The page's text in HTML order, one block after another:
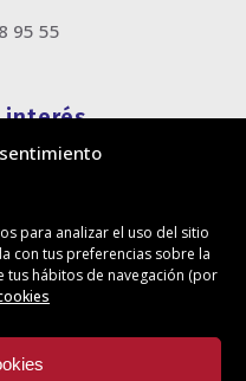
para analizar el uso del sitio
con tus preferencias sobre la
hábitos de navegación (por
95 55
interés
en redes sociales